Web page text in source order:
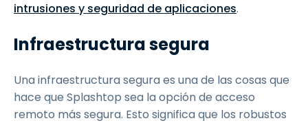
intrusiones y seguridad de aplicaciones.
Infraestructura segura
Una infraestructura segura es una de las cosas que
hace que Splashtop sea la opción de acceso
remoto más segura. Esto significa que los robustos